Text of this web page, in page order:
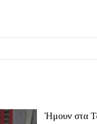
Ήμουν στα